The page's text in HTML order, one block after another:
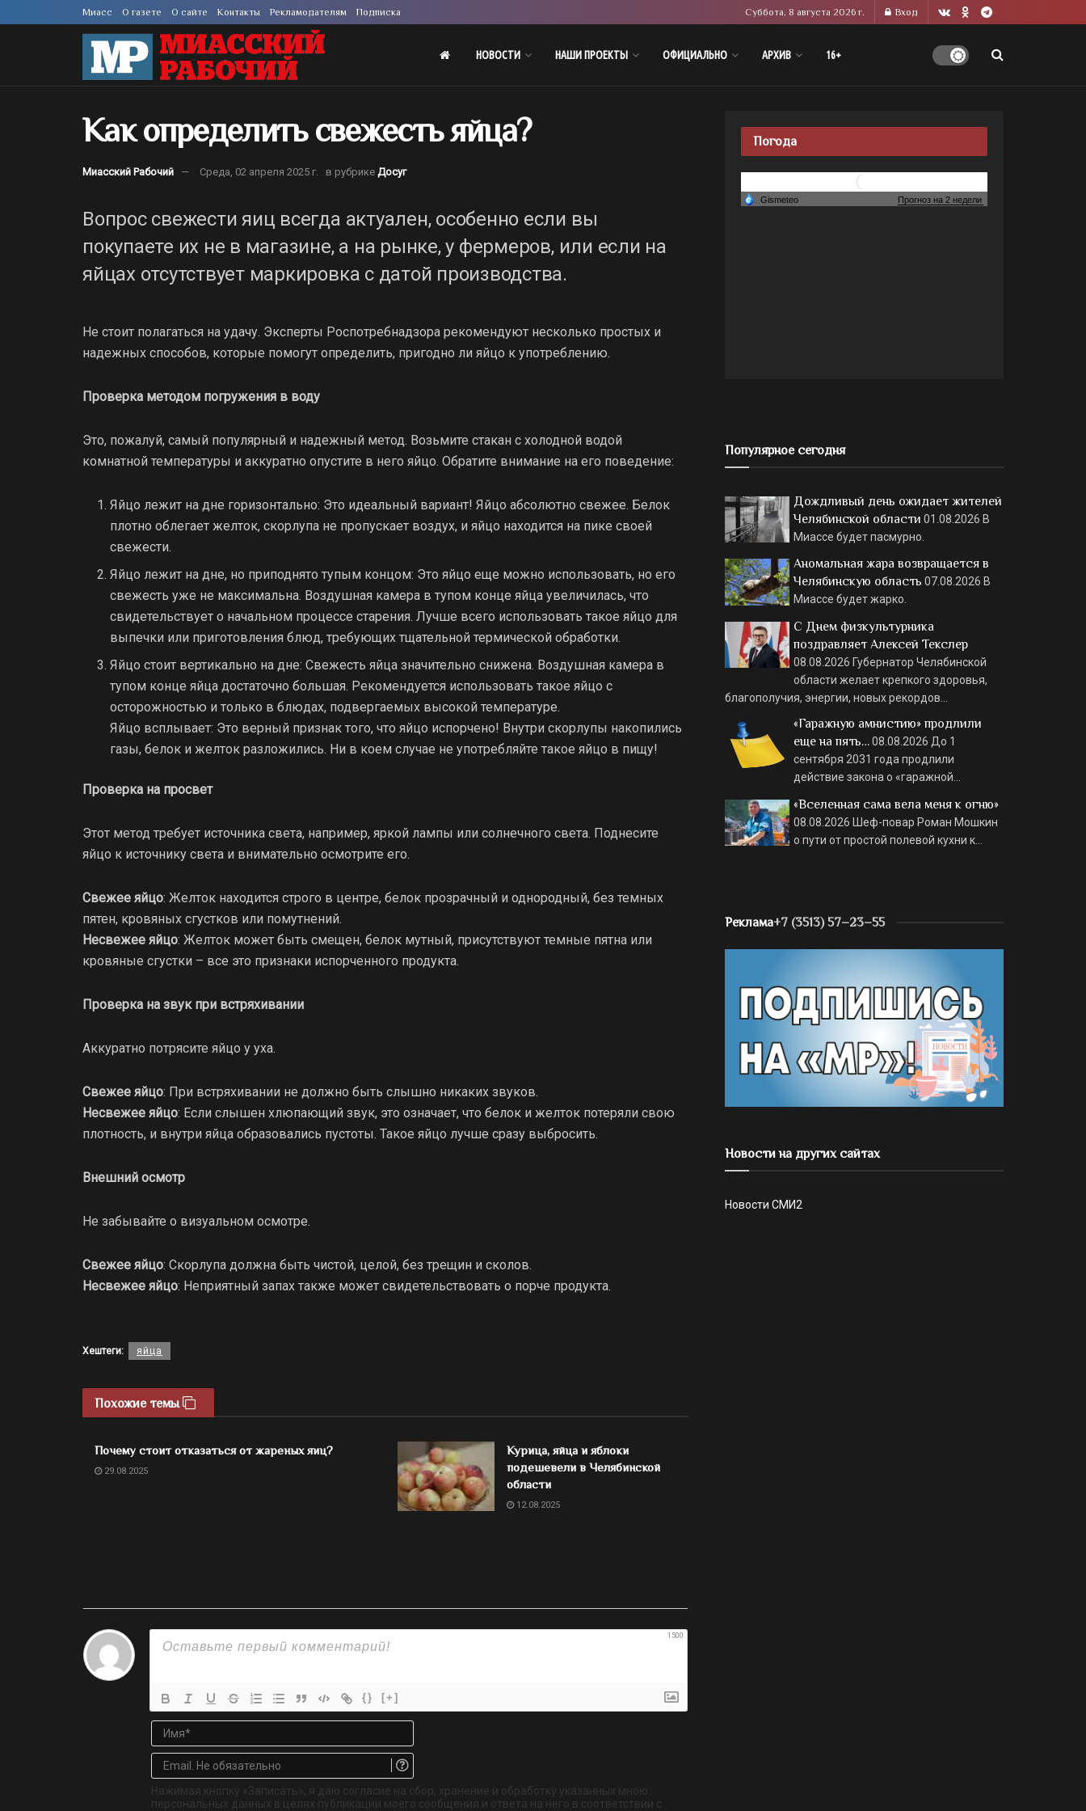
Миасс О газете О сайте Контакты Рекламодателям Подписка Суббота, 8 августа 2026 г. Вход
НОВОСТИ НАШИ ПРОЕКТЫ ОФИЦИАЛЬНО АРХИВ 16+
Как определить свежесть яйца?
Миасский Рабочий Среда, 02 апреля 2025 г. в рубрике Досуг
Вопрос свежести яиц всегда актуален, особенно если вы
покупаете их не в магазине, а на рынке, у фермеров, или если на
яйцах отсутствует маркировка с датой производства.
Не стоит полагаться на удачу. Эксперты Роспотребнадзора рекомендуют несколько простых и
надежных способов, которые помогут определить, пригодно ли яйцо к употреблению.
Проверка методом погружения в воду
Это, пожалуй, самый популярный и надежный метод. Возьмите стакан с холодной водой
комнатной температуры и аккуратно опустите в него яйцо. Обратите внимание на его поведение:
Яйцо лежит на дне горизонтально: Это идеальный вариант! Яйцо абсолютно свежее. Белок
плотно облегает желток, скорлупа не пропускает воздух, и яйцо находится на пике своей
свежести.
Яйцо лежит на дне, но приподнято тупым концом: Это яйцо еще можно использовать, но его
свежесть уже не максимальна. Воздушная камера в тупом конце яйца увеличилась, что
свидетельствует о начальном процессе старения. Лучше всего использовать такое яйцо для
выпечки или приготовления блюд, требующих тщательной термической обработки.
Яйцо стоит вертикально на дне: Свежесть яйца значительно снижена. Воздушная камера в
тупом конце яйца достаточно большая. Рекомендуется использовать такое яйцо с
осторожностью и только в блюдах, подвергаемых высокой температуре.
Яйцо всплывает: Это верный признак того, что яйцо испорчено! Внутри скорлупы накопились
газы, белок и желток разложились. Ни в коем случае не употребляйте такое яйцо в пищу!
Проверка на просвет
Этот метод требует источника света, например, яркой лампы или солнечного света. Поднесите
яйцо к источнику света и внимательно осмотрите его.
Свежее яйцо: Желток находится строго в центре, белок прозрачный и однородный, без темных
пятен, кровяных сгустков или помутнений.
Несвежее яйцо: Желток может быть смещен, белок мутный, присутствуют темные пятна или
кровяные сгустки – все это признаки испорченного продукта.
Проверка на звук при встряхивании
Аккуратно потрясите яйцо у уха.
Свежее яйцо: При встряхивании не должно быть слышно никаких звуков.
Несвежее яйцо: Если слышен хлюпающий звук, это означает, что белок и желток потеряли свою
плотность, и внутри яйца образовались пустоты. Такое яйцо лучше сразу выбросить.
Внешний осмотр
Не забывайте о визуальном осмотре.
Свежее яйцо: Скорлупа должна быть чистой, целой, без трещин и сколов.
Несвежее яйцо: Неприятный запах также может свидетельствовать о порче продукта.
Хештеги: яйца
Похожие темы
Почему стоит отказаться от жареных яиц?
29.08.2025
Курица, яйца и яблоки
подешевели в Челябинской
области
12.08.2025
1500
{} [+]
Имя*
Email.
обязательно
Нажимая кнопку «Записать», я даю согласие на сбор, хранение и обработку указанных мною
персональных данных в целях публикации моего сообщения и ответа на него в соответствии с
Погода
Популярное сегодня
Дождливый день ожидает жителей
Челябинской области 01.08.2026 В
Миассе будет пасмурно.
Аномальная жара возвращается в
Челябинскую область 07.08.2026 В
Миассе будет жарко.
С Днем физкультурника
поздравляет Алексей Текслер
08.08.2026 Губернатор Челябинской
области желает крепкого здоровья,
благополучия, энергии, новых рекордов…
«Гаражную амнистию» продлили
еще на пять…08.08.2026 До 1
сентября 2031 года продлили
действие закона о «гаражной…
«Вселенная сама вела меня к огню»
08.08.2026 Шеф-повар Роман Мошкин
о пути от простой полевой кухни к…
Реклама+7 (3513) 57–23–55
Новости на других сайтах
Новости СМИ2